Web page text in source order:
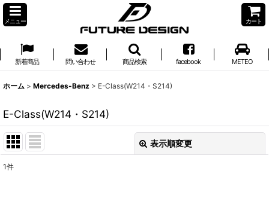
メニュー カート
新着商品 問い合わせ 商品検索 facebook METEO
ホーム > Mercedes-Benz > E-Class(W214・S214)
E-Class(W214・S214)
表示順変更
1件